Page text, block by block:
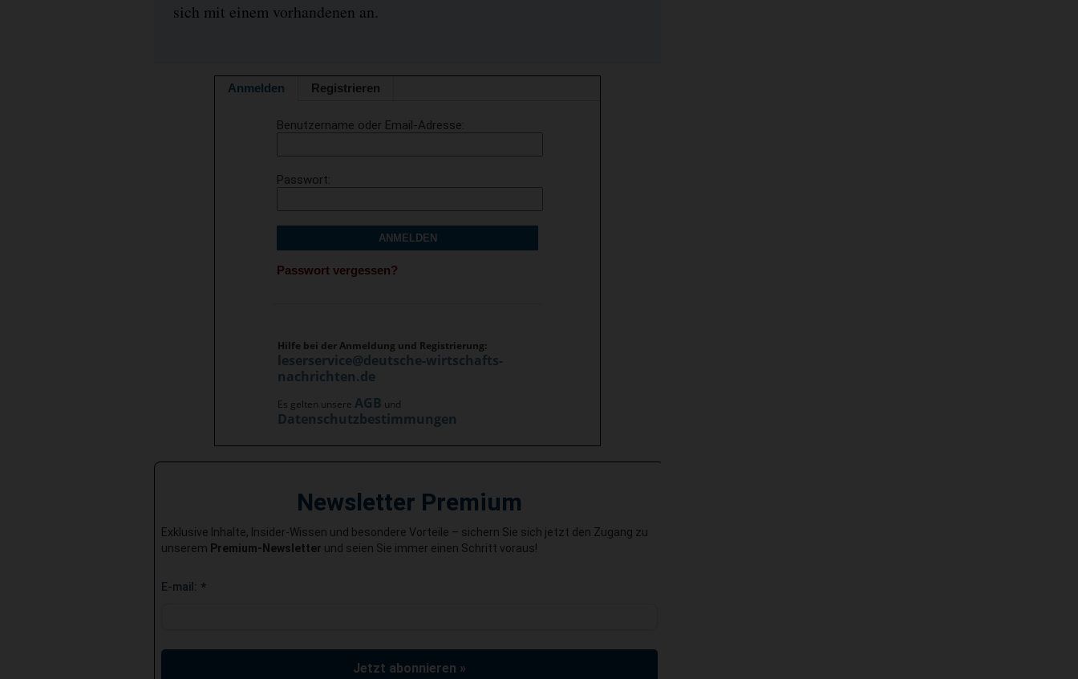
sich mit einem vorhandenen an.
Anmelden Registrieren
Benutzername oder Email-Adresse
Passwort
ANMELDEN
Passwort vergessen?
Hilfe bei der Anmeldung und Registrierung:
leserservice@deutsche-wirtschafts-
nachrichten.de
Es gelten unsere AGB und
Datenschutzbestimmungen
Newsletter Premium
Exklusive Inhalte, Insider-Wissen und besondere Vorteile – sichern Sie sich jetzt den Zugang zu
unserem Premium-Newsletter und seien Sie immer einen Schritt voraus!
E-mail: *
Jetzt abonnieren »